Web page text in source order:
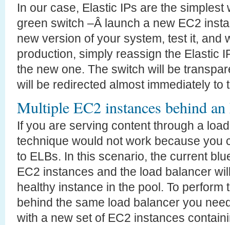
In our case, Elastic IPs are the simplest
green switch –Â launch a new EC2
new version of your system, test it, and
production, simply reassign the Elastic
the new one. The switch will be
will be redirected almost immediately to
Multiple EC2 instances behind
If you are serving content through a
technique would not work because you
to ELBs. In this scenario, the current
EC2 instances and the load balancer
healthy instance in the pool. To perform
behind the same load balancer you
with a new set of EC2 instances